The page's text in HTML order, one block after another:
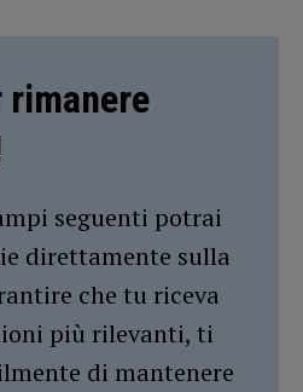
seguenti potrai
direttamente sulla
che tu riceva
più rilevanti, ti
di mantenere